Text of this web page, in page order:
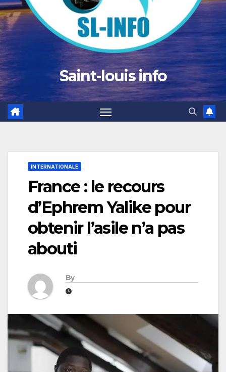
Saint-louis info
INTERNATIONALE
France : le recours
d’Ephrem Yalike pour
obtenir l’asile n’a pas
abouti
By